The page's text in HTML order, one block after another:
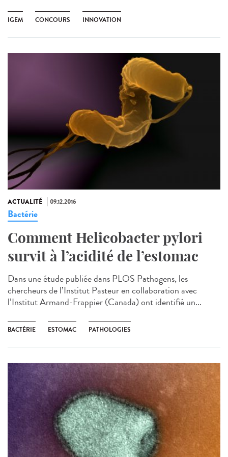
IGEM CONCOURS INNOVATION
ACTUALITÉ 09.12.2016
Bactérie
Comment Helicobacter pylori
survit à l’acidité de l’estomac
Dans une étude publiée dans PLOS Pathogens, les
chercheurs de l’Institut Pasteur en collaboration avec
l’Institut Armand-Frappier (Canada) ont identifié un...
BACTÉRIE ESTOMAC PATHOLOGIES